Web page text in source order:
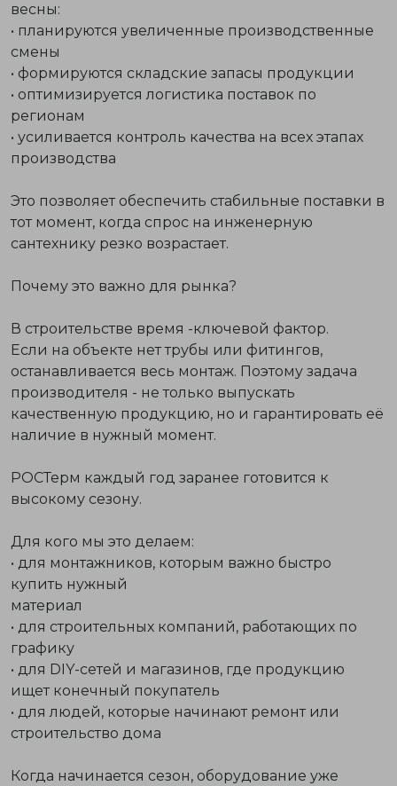
весны:
• планируются увеличенные производственные
смены
• формируются складские запасы продукции
• оптимизируется логистика поставок по
регионам
• усиливается контроль качества на всех этапах
производства
Это позволяет обеспечить стабильные поставки в
тот момент, когда спрос на инженерную
сантехнику резко возрастает.
Почему это важно для рынка?
В строительстве время -ключевой фактор.
Если на объекте нет трубы или фитингов,
останавливается весь монтаж. Поэтому задача
производителя - не только выпускать
качественную продукцию, но и гарантировать её
наличие в нужный момент.
РОСТерм каждый год заранее готовится к
высокому сезону.
Для кого мы это делаем:
• для монтажников, которым важно быстро
купить нужный
материал
• для строительных компаний, работающих по
графику
• для DIY-сетей и магазинов, где продукцию
ищет конечный покупатель
• для людей, которые начинают ремонт или
строительство дома
Когда начинается сезон, оборудование уже